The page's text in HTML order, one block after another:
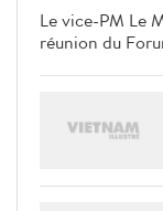
Le vice-PM Le
réunion du